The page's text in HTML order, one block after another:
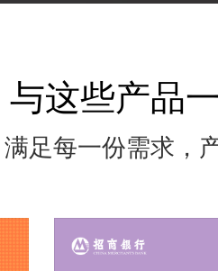
与这些产品
满足每一份需求，